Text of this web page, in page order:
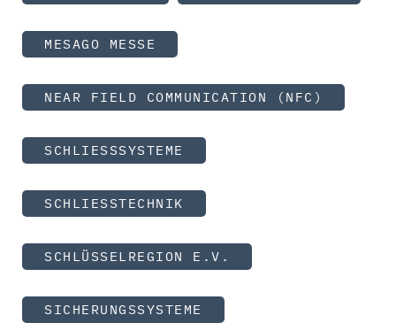
MESAGO MESSE
NEAR FIELD COMMUNICATION (NFC)
SCHLIESSSYSTEME
SCHLIESSTECHNIK
SCHLÜSSELREGION E.V.
SICHERUNGSSYSTEME